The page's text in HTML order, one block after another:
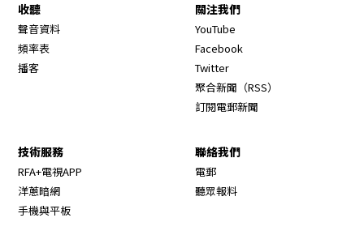
收聽
聲音資料
頻率表
播客
關注我們
YouTube
Facebook
Twitter
聚合新聞（RSS）
訂閱電郵新聞
技術服務
RFA+電視APP
洋蔥暗網
手機與平板
聯絡我們
電郵
聽眾報料